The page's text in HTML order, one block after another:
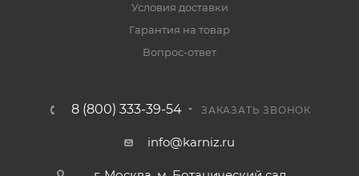
Условия доставки
Гарантия на товар
Вопрос-ответ
8 (800) 333-39-54 ЗАКАЗАТЬ ЗВОНОК
info@karniz.ru